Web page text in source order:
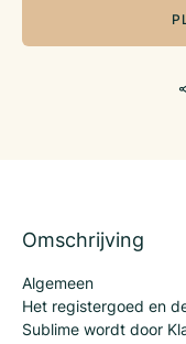
Omschrijving
Algemeen
Het registergoed en
Sublime wordt door